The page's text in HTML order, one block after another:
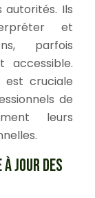
Ils
et
parfois
accessible.
cruciale
de
leurs
JOUR DES